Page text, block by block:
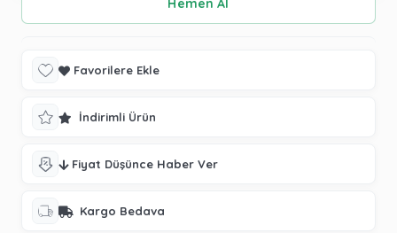
Favorilere Ekle
İndirimli Ürün
Fiyat Düşünce Haber Ver
Kargo Bedava